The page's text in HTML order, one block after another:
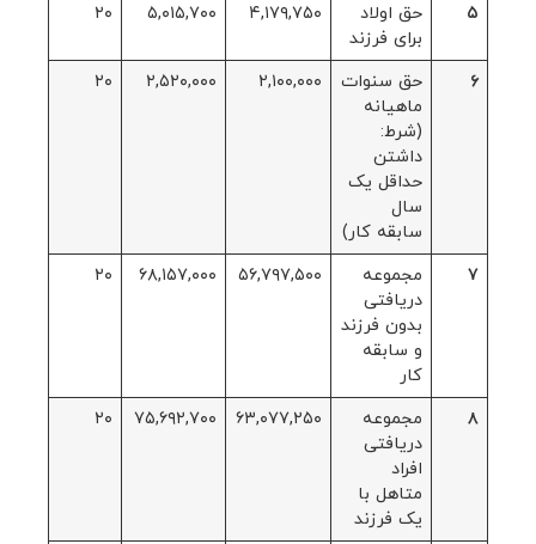
۵
حق اولاد
برای فرزند
۴,۱۷۹,۷۵۰ ۵,۰۱۵,۷۰۰ ۲۰
۶
حق سنوات
ماهیانه
(شرط:
داشتن
حداقل یک
سال
سابقه کار)
۲,۱۰۰,۰۰۰ ۲,۵۲۰,۰۰۰ ۲۰
۷
مجموعه
دریافتی
بدون فرزند
و سابقه
کار
۵۶,۷۹۷,۵۰۰ ۶۸,۱۵۷,۰۰۰ ۲۰
۸
مجموعه
دریافتی
افراد
متاهل با
یک فرزند
۶۳,۰۷۷,۲۵۰ ۷۵,۶۹۲,۷۰۰ ۲۰